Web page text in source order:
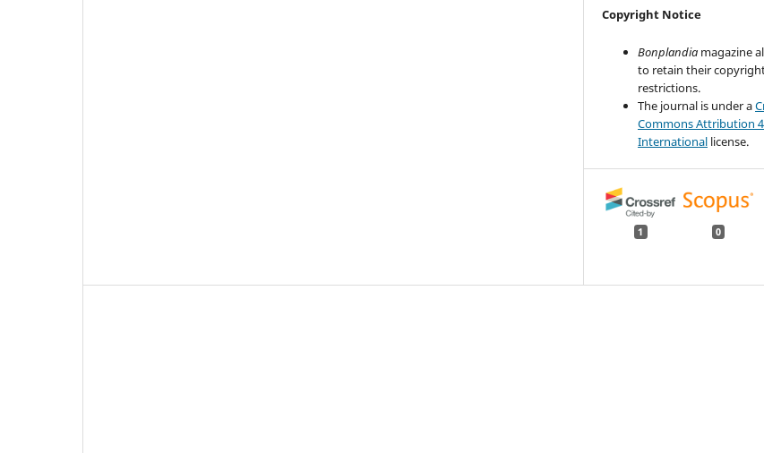
Copyright Notice
Bonplandia magazine
to retain their
restrictions.
The journal is under a
Commons Attribution
International license.
1 0